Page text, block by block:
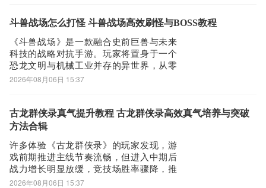
提取下载安装或者最新文字提取APP下载。然后点击搜索，我们可以
看到搜索结果罗列出来，里面都是有文字提取下载的相关信息下载网
站，当然推荐大家选择PP助手、豌豆荚这类比较知名的网站下载更
加安全可靠
第三步：
提供了文字提取的下载链接，有安全下载和普通下载，能选择安全的
最好还是选择安全下载
第四步：
接着网页提示有下载内容，这时我们不用更改文件名，至于文件保存
路径根据个人喜爱可改可不改，这边小编选择默认路径。单击确定，
夹或保持关注，所有后续上线的新兑换
末尾，确保信
斗兽战场怎么打怪 斗兽战场高效刷怪与BOSS教程
《斗兽战场》是一款融合史前巨兽与未来
科技的战略对抗手游。玩家将置身于一个
恐龙文明与机械工业并存的异世界，从零
开始构建专属军事基地，驯化远古巨兽，
系统，玩家需优先建造主城、兵营、研究
所等核心建筑。随着等级提升，可同步推
2026年08月06日 15:37
古龙群侠录真气提升教程 古龙群侠录高效真气培养与突破
方法合辑
许多体验《古龙群侠录》的玩家发现，游
戏前期推进主线节奏流畅，但进入中期后
战力增长明显放缓，竞技场胜率骤降，推
图频频受阻。究其根源，往往并非侠客强
2026年08月06日 15:37